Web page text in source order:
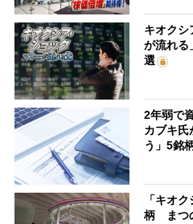
キオクシ
が流れ
選
2年弱で
カブキ氏
う」5銘
「キオ
柄 まつ